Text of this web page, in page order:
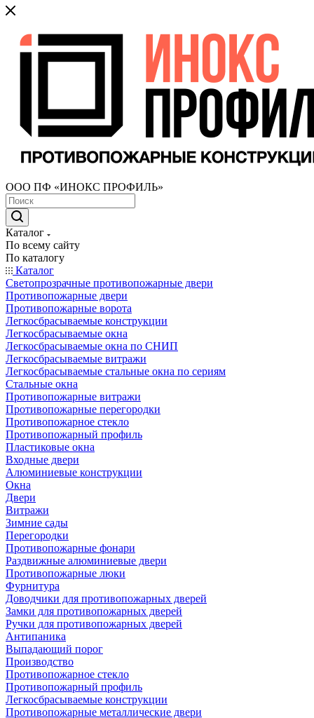
ООО ПФ «ИНОКС ПРОФИЛЬ»
Каталог
По всему сайту
По каталогу
Каталог
Светопрозрачные противопожарные двери
Противопожарные двери
Противопожарные ворота
Легкосбрасываемые конструкции
Легкосбрасываемые окна
Легкосбрасываемые окна по СНИП
Легкосбрасываемые витражи
Легкосбрасываемые стальные окна по сериям
Стальные окна
Противопожарные витражи
Противопожарные перегородки
Противопожарное стекло
Противопожарный профиль
Пластиковые окна
Входные двери
Алюминиевые конструкции
Окна
Двери
Витражи
Зимние сады
Перегородки
Противопожарные фонари
Раздвижные алюминиевые двери
Противопожарные люки
Фурнитура
Доводчики для противопожарных дверей
Замки для противопожарных дверей
Ручки для противопожарных дверей
Антипаника
Выпадающий порог
Производство
Противопожарное стекло
Противопожарный профиль
Легкосбрасываемые конструкции
Противопожарные металлические двери